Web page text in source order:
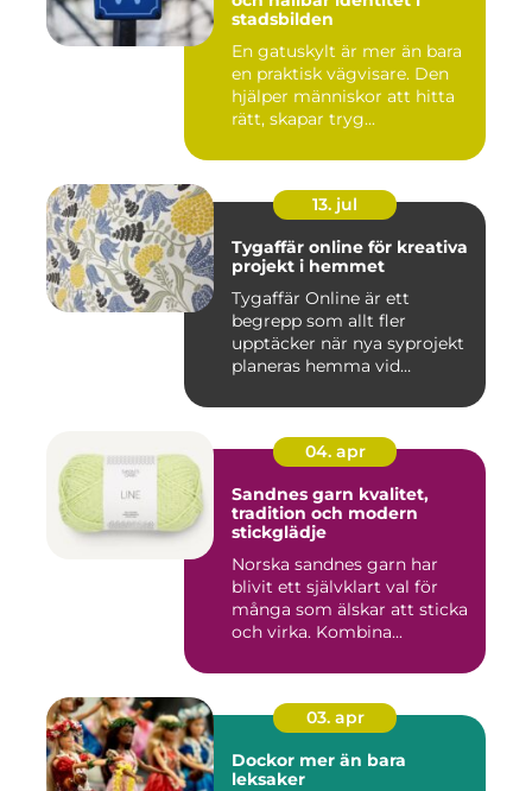
stadsbilden
En gatuskylt är mer än bara
en praktisk vägvisare. Den
hjälper människor att hitta
rätt, skapar tryg...
13. jul
Tygaffär online för kreativa
projekt i hemmet
Tygaffär Online är ett
begrepp som allt fler
upptäcker när nya syprojekt
planeras hemma vid
04. apr
Sandnes garn kvalitet,
tradition och modern
stickglädje
Norska sandnes garn har
blivit ett självklart val för
många som älskar att sticka
och virka. Kombina...
03. apr
Dockor mer än bara
leksaker